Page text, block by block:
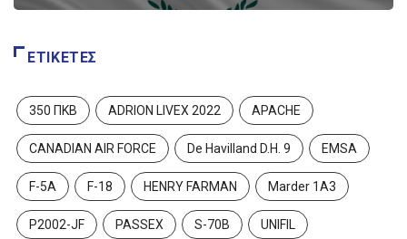
ΕΤΙΚΈΤΕΣ
350 ΠΚΒ ADRION LIVEX 2022 APACHE
CANADIAN AIR FORCE De Havilland D.H. 9 EMSA
F-5A F-18 HENRY FARMAN Marder 1A3
P2002-JF PASSEX S-70B UNIFIL